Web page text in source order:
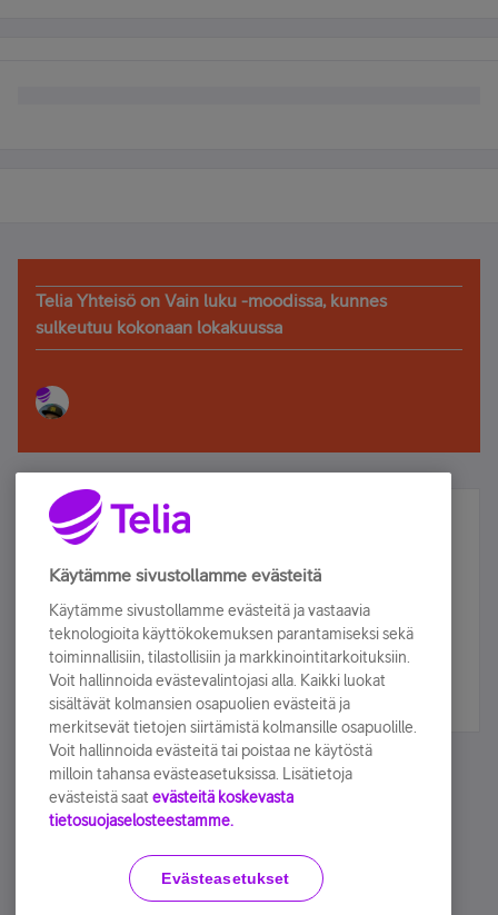
Telia Yhteisö on Vain luku -moodissa, kunnes
sulkeutuu kokonaan lokakuussa
Älä jää paitsi – osallistu ja voita!
Tilaa Telian uutiskirje ja olet mukana arvonnassa.
sähköpostiisi.
Tilaa nyt
Käyttöehdot Accessibility statement
Käytämme sivustollamme evästeitä
Käytämme sivustollamme evästeitä ja vastaavia
teknologioita käyttökokemuksen parantamiseksi sekä
toiminnallisiin, tilastollisiin ja markkinointitarkoituksiin.
Voit hallinnoida evästevalintojasi alla. Kaikki luokat
sisältävät kolmansien osapuolien evästeitä ja
merkitsevät tietojen siirtämistä kolmansille osapuolille.
Voit hallinnoida evästeitä tai poistaa ne käytöstä
milloin tahansa evästeasetuksissa. Lisätietoja
evästeistä saat evästeitä koskevasta
tietosuojaselosteestamme.
Evästeasetukset